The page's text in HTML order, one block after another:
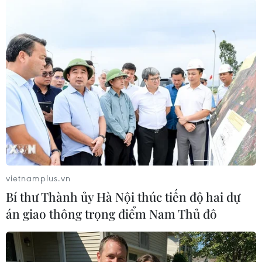
IJSO 2018 lần thứ 15 được Bộ Giáo dục nước
Cộng hòa Botswana phối hợp với Hiệp hội Khoa
học Botswana tổ chức tại thủ đô Gaborone./.
(TTXVN/Vietnam+)
vietnamplus.vn
Bí thư Thành ủy Hà Nội thúc tiến độ hai dự
án giao thông trọng điểm Nam Thủ đô